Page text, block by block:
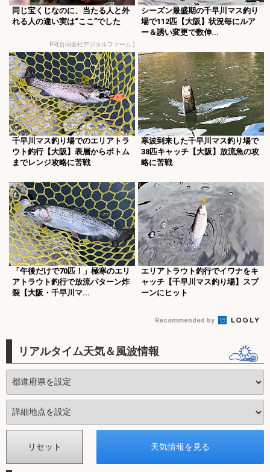
同じ宝くじなのに、当たる人と外
れる人の違い実は“ここ”でした
PR(合同会社デジタルファーム )
シーズン最盛期の千早川マス釣り
場で112匹【大阪】状況毎にルア
ー＆誘い変更で数伸...
千早川マス釣り場でのエリアトラ
ウト釣行【大阪】表層からボトム
までレンジ攻略に苦戦
寒波到来した千早川マス釣り場で
38匹キャッチ【大阪】放流魚の攻
略に苦戦
「午後だけで70匹！」極寒のエリ
アトラウト釣行で放流パターン炸
裂【大阪・千早川マ...
エリアトラウト釣行でイワナをキ
ャッチ【千早川マス釣り場】スプ
ーンにヒット
Recommended by
リアルタイム天気＆風波情報